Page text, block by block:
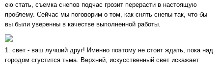
ею стать, съемка снепов подчас грозит перерасти в настоящую
проблему. Сейчас мы поговорим о том, как снять снепы так, что бы
вы были уверенны в качестве выполненной работы.
1. свет - ваш лучший друг! Именно поэтому не стоит ждать, пока над
городом сгустится тьма. Верхний, искусственный свет искажает